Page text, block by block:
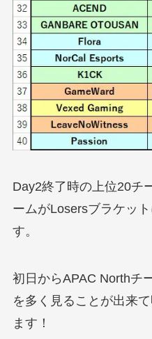
Day2終了時の上位20チ
ームがLosersブラケッ
す。
初日からAPAC Northチ
を多く見ることが出来
ます！